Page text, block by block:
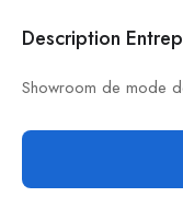
Description
Showroom de mode